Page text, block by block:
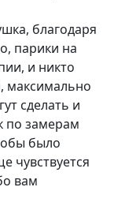
благодаря
парики на
и никто
максимально
сделать и
по замерам
было
чувствуется
вам